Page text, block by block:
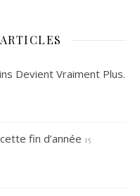
Devient Vraiment Plus.
fin d’année 15